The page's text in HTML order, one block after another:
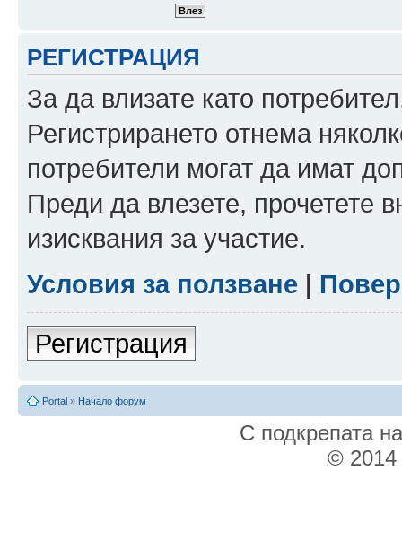
РЕГИСТРАЦИЯ
За да влизате като
Регистрирането отнема
потребители могат да имат
Преди да влезете, прочетете
изисквания за участие.
Условия за ползване |
Регистрация
Portal » Начало форум
С подкрепата
© 2014